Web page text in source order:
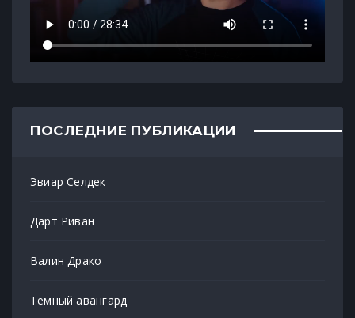
ПОСЛЕДНИЕ ПУБЛИКАЦИИ
Эвиар Селдек
Дарт Риван
Валин Драко
Темный авангард